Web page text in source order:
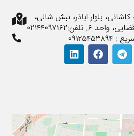
بلوار اباذر، نبش شالی،